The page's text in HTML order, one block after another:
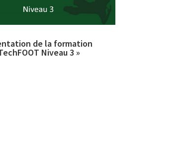
de la formation
Niveau 3 »